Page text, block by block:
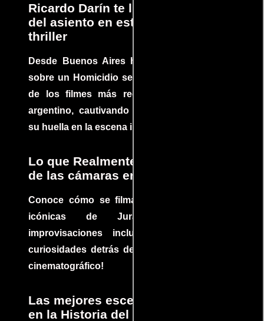
Ricardo Darín te llevará al borde
del asiento en este increíble
thriller
Desde Buenos Aires hasta el mundo, Tesis
sobre un Homicidio se ha convertido en uno
de los filmes más recomendados del cine
argentino, cautivando audiencias y dejando
su huella en la escena internacional.
Lo que Realmente Sucedió detrás
de las cámaras en Jurassic Park
Conoce cómo se filmaron algunas escenas
icónicas de Jurassic Park, con
improvisaciones incluidas. ¡Descubre las
curiosidades detrás del rodaje de un clásico
cinematográfico!
Las mejores escenas de acción
en la Historia del cine